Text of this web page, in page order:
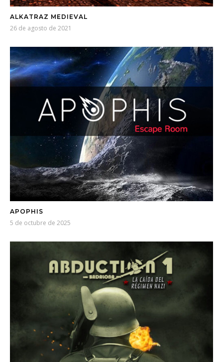
ALKATRAZ MEDIEVAL
26 de agosto de 2021
APOPHIS
5 de octubre de 2025